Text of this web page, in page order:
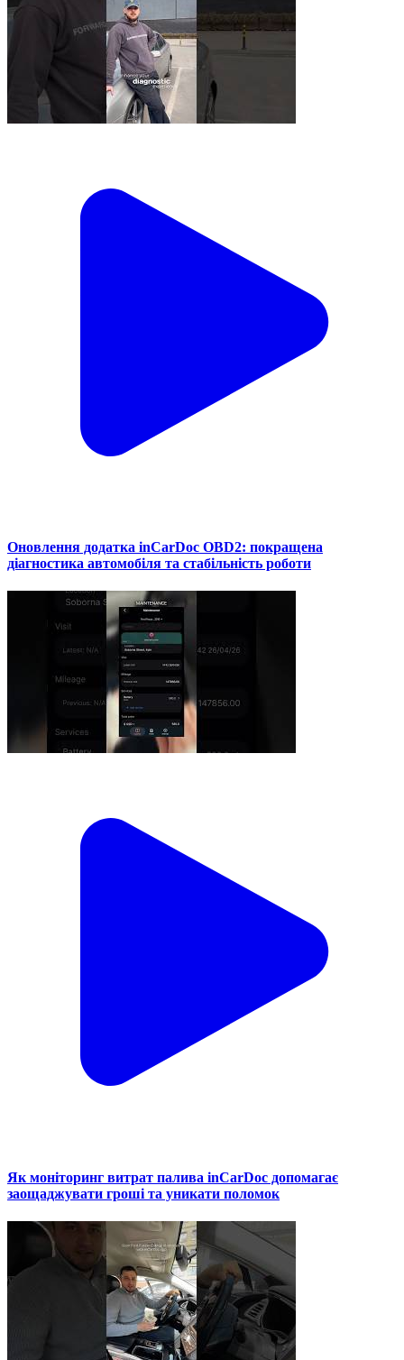
Оновлення додатка inCarDoc OBD2: покращена
діагностика автомобіля та стабільність роботи
Як моніторинг витрат палива inCarDoc допомагає
заощаджувати гроші та уникати поломок